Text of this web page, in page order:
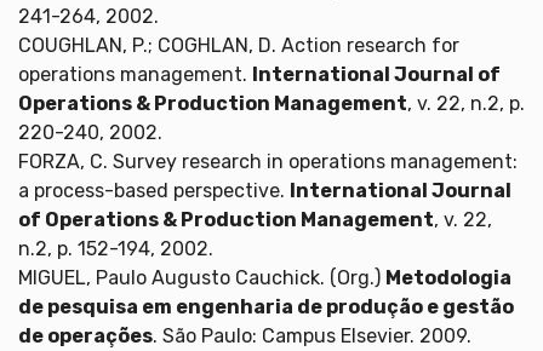
241-264, 2002.
COUGHLAN, P.; COGHLAN, D. Action research for
operations management. International Journal of
Operations & Production Management, v. 22, n.2, p.
220-240, 2002.
FORZA, C. Survey research in operations management:
a process-based perspective. International Journal
of Operations & Production Management, v. 22,
n.2, p. 152-194, 2002.
MIGUEL, Paulo Augusto Cauchick. (Org.) Metodologia
de pesquisa em engenharia de produção e gestão
de operações. São Paulo: Campus Elsevier. 2009.